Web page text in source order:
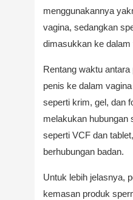
menggunakannya
vagina, sedangkan
dimasukkan ke dalam
Rentang waktu
penis ke dalam
seperti krim, gel, dan
melakukan hubungan
seperti VCF dan
berhubungan badan.
Untuk lebih jelasnya,
kemasan produk